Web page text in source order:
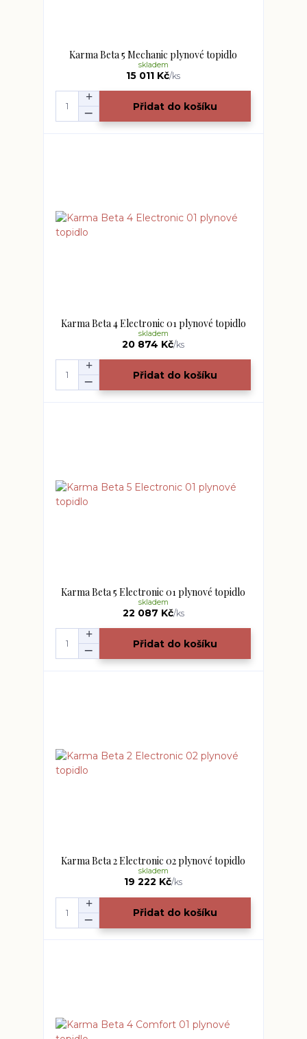
Karma Beta 5 Mechanic plynové topidlo
15 011 Kč/ks
skladem
Přidat do košíku
Karma Beta 4 Electronic 01 plynové topidlo
20 874 Kč/ks
skladem
Přidat do košíku
Karma Beta 5 Electronic 01 plynové topidlo
22 087 Kč/ks
skladem
Přidat do košíku
Karma Beta 2 Electronic 02 plynové topidlo
19 222 Kč/ks
skladem
Přidat do košíku